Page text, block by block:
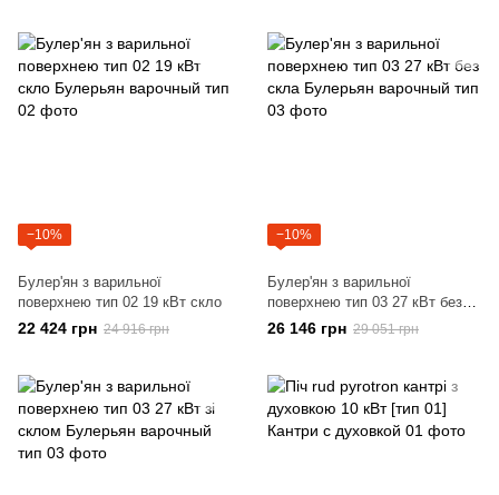
−10%
Булер'ян з варильної
поверхнею тип 02 19 кВт скло
22 424 грн 24 916 грн
−10%
Булер'ян з варильної
поверхнею тип 03 27 кВт без
скла
26 146 грн 29 051 грн